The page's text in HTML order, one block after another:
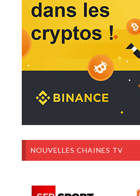
NOUVELLES CHAINES TV